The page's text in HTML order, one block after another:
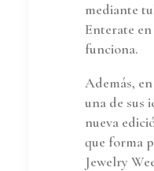
mediante
Enterate
funciona.
Además,
una de sus
nueva
que forma
Jewelry